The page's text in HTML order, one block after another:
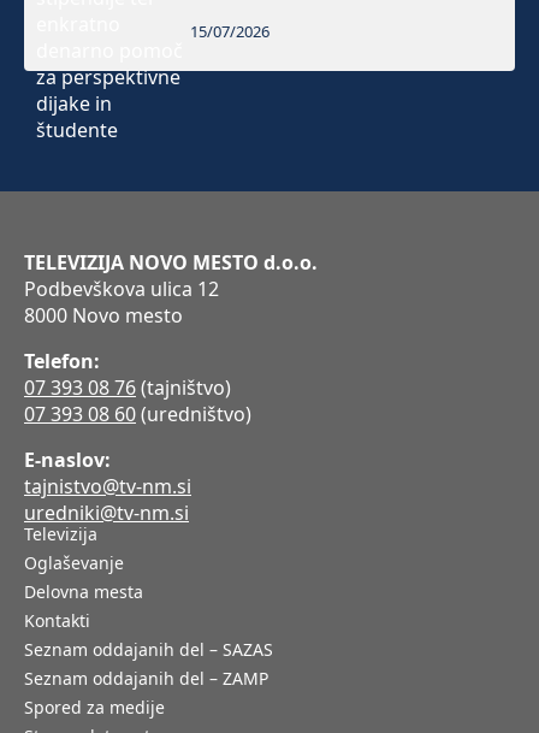
15/07/2026
TELEVIZIJA NOVO MESTO d.o.o.
Podbevškova ulica 12
8000 Novo mesto
Telefon:
07 393 08 76(tajništvo)
07 393 08 60(uredništvo)
E-naslov:
tajnistvo@tv-nm.si
uredniki@tv-nm.si
Televizija
Oglaševanje
Delovna mesta
Kontakti
Seznam oddajanih del – SAZAS
Seznam oddajanih del – ZAMP
Spored za medije